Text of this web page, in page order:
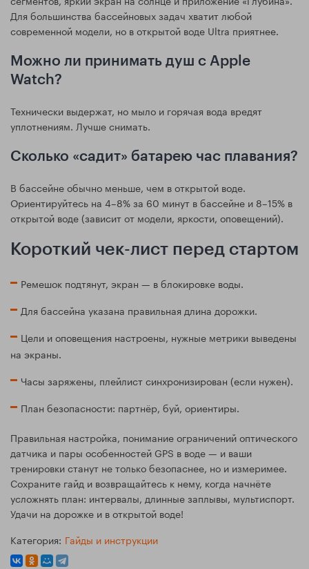
Для большинства бассейновых задач хватит любой
современной модели, но в открытой воде Ultra приятнее.
Можно ли принимать душ с Apple
Watch?
Технически выдержат, но мыло и горячая вода вредят
уплотнениям. Лучше снимать.
Сколько «садит» батарею час плавания?
В бассейне обычно меньше, чем в открытой воде.
Ориентируйтесь на 4–8% за 60 минут в бассейне и 8–15% в
открытой воде (зависит от модели, яркости, оповещений).
Короткий чек-лист перед стартом
Ремешок подтянут, экран — в блокировке воды.
Для бассейна указана правильная длина дорожки.
Цели и оповещения настроены, нужные метрики выведены
на экраны.
Часы заряжены, плейлист синхронизирован (если нужен).
План безопасности: партнёр, буй, ориентиры.
Правильная настройка, понимание ограничений оптического
датчика и пары особенностей GPS в воде — и ваши
тренировки станут не только безопаснее, но и измеримее.
Сохраните гайд и возвращайтесь к нему, когда начнёте
усложнять план: интервалы, длинные заплывы, мультиспорт.
Удачи на дорожке и в открытой воде!
Категория: Гайды и инструкции